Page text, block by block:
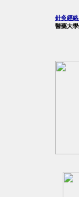
針灸經
醫藥大